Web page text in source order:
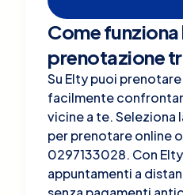
Come funziona
prenotazione
Su Elty puoi
facilmente
vicine a te. Seleziona
per prenotare online
0297133028. Con
appuntamenti a